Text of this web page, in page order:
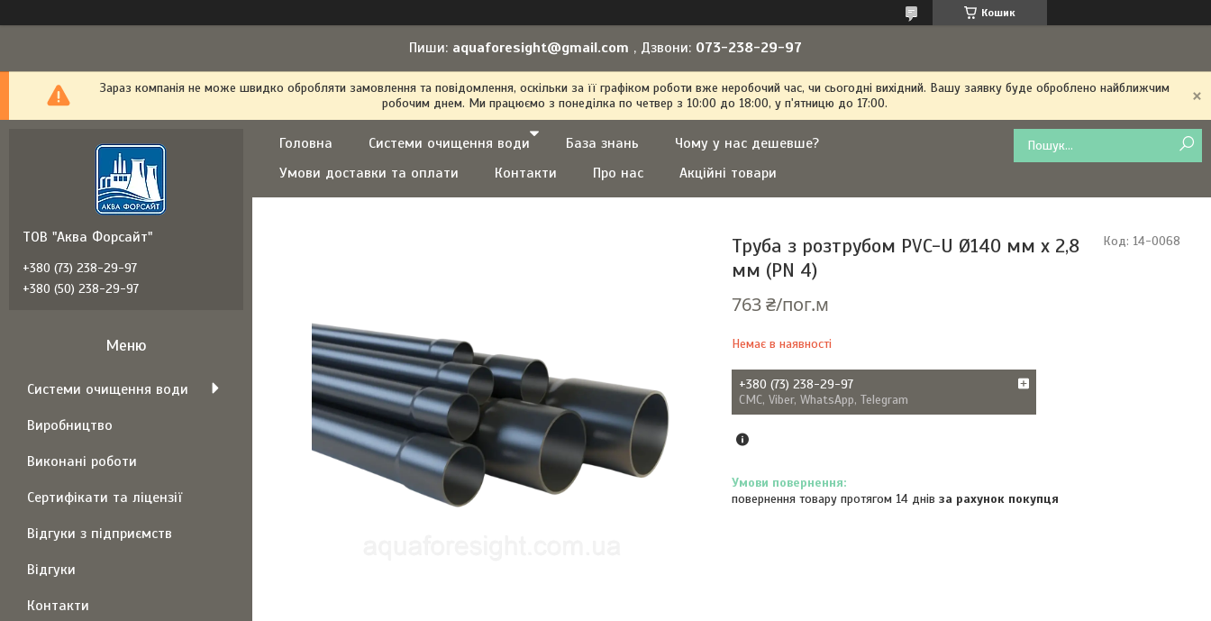
Кошик
Пиши: aquaforesight@gmail.com , Дзвони: 073-238-29-97
Зараз компанія не може швидко обробляти замовлення та повідомлення, оскільки за її графіком роботи вже неробочий час, чи сьогодні вихідний. Вашу заявку буде оброблено найближчим
робочим днем. Ми працюємо з понеділка по четвер з 10:00 до 18:00, у п'ятницю до 17:00.
Головна Системи очищення води База знань
Чому у нас дешевше?
Умови доставки та оплати
Контакти Про нас Акційні товари
Труба з розтрубом PVC-U Ø140 мм х 2,8
мм (PN 4)
763 ₴/пог.м
Немає в наявності
Код: 14-0068
+380 (73) 238-29-97
СМС, Viber, WhatsApp, Telegram
повернення товару протягом 14 днів за рахунок покупця
ТОВ "Аква Форсайт"
+380 (73) 238-29-97
+380 (50) 238-29-97
Системи очищення води
Виробництво
Виконані роботи
Сертифікати та ліцензії
Відгуки з підприємств
Відгуки
Контакти